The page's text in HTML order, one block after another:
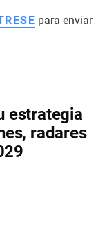
para enviar
estrategia
radares